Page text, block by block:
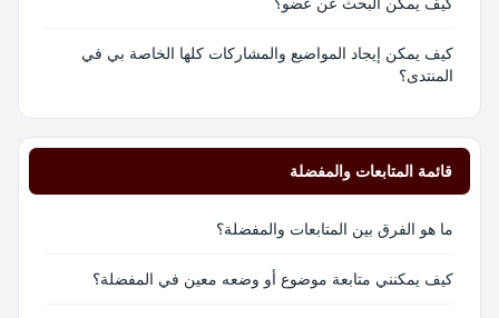
كيف يمكن إيجاد المواضيع والمشاركات كلها الخاصة بي في
المنتدى؟
قائمة المتابعات والمفضلة
ما هو الفرق بين المتابعات والمفضلة؟
كيف يمكنني متابعة موضوع أو وضعه معين في المفضلة؟